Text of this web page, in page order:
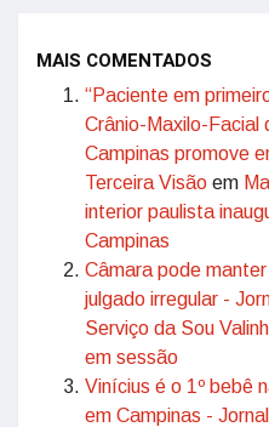
MAIS COMENTADOS
“Paciente em
Crânio-Maxilo-Facial
Campinas promove
Terceira Visão em
interior paulista
Campinas
Câmara pode
julgado irregular -
Serviço da Sou
em sessão
Vinícius é o 1º bebê
em Campinas -